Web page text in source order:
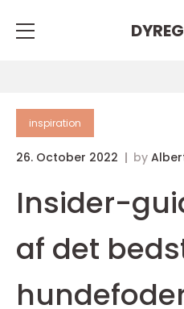
inspiration
26. October 2022 by
Insider-
af det